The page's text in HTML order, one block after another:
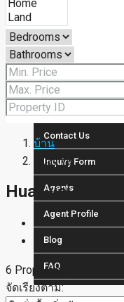
Condo / Apartment
Property Layout v4
Others
Contact Us
Inquiry Form
Agents
Agent Profile
Blog
FAQ
บ้าน
Huay yai
Huay yai
6 Properties
จัดเรียงตาม: